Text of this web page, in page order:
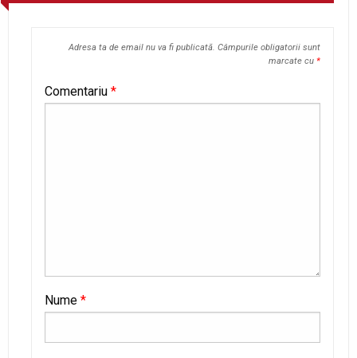
Adresa ta de email nu va fi publicată. Câmpurile obligatorii sunt
marcate cu *
Comentariu *
Nume *